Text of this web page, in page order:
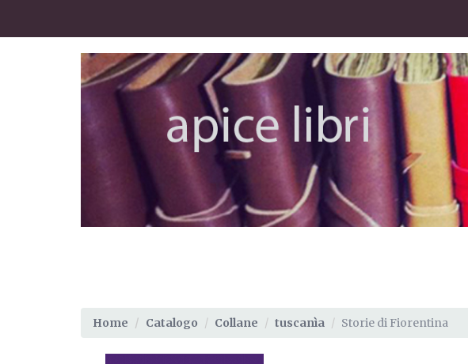
Home Catalogo Collane tuscanìa Storie di Fiorentina